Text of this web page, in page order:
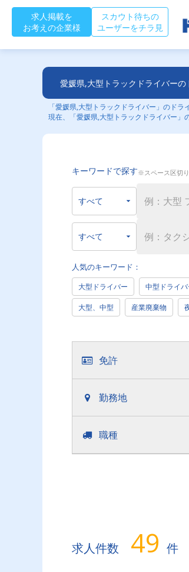
求人掲載を
お考えの企業様
スカウト待ちの
ユーザーをチラ見
愛媛県,大型トラックドライバー
「愛媛県,大型トラックドライバー」のドラ
現在、「愛媛県,大型トラックドライバー」
キーワードで探す※スペース区切
人気のキーワード：
大型ドライバー 中型ドライバ
大型、中型 産業廃棄物
免許
勤務地
職種
求人件数 49 件